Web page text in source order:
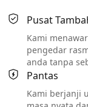
Pusat
Kami
pengedar
anda tanpa
Pantas
Kami berjanji